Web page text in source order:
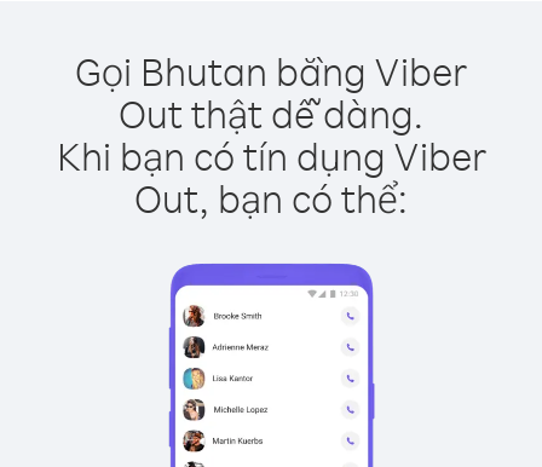
Gọi Bhutan bằng Viber
Out thật dễ dàng.
Khi bạn có tín dụng Viber
Out, bạn có thể: